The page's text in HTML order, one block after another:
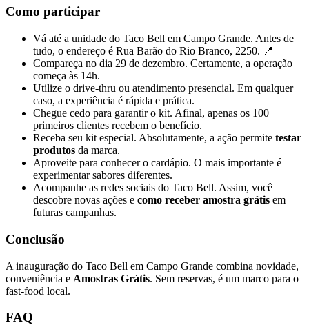
Como participar
Vá até a unidade do Taco Bell em Campo Grande. Antes de
tudo, o endereço é Rua Barão do Rio Branco, 2250. 📍
Compareça no dia 29 de dezembro. Certamente, a operação
começa às 14h.
Utilize o drive-thru ou atendimento presencial. Em qualquer
caso, a experiência é rápida e prática.
Chegue cedo para garantir o kit. Afinal, apenas os 100
primeiros clientes recebem o benefício.
Receba seu kit especial. Absolutamente, a ação permite testar
produtos da marca.
Aproveite para conhecer o cardápio. O mais importante é
experimentar sabores diferentes.
Acompanhe as redes sociais do Taco Bell. Assim, você
descobre novas ações e como receber amostra grátis em
futuras campanhas.
Conclusão
A inauguração do Taco Bell em Campo Grande combina novidade,
conveniência e Amostras Grátis. Sem reservas, é um marco para o
fast-food local.
FAQ